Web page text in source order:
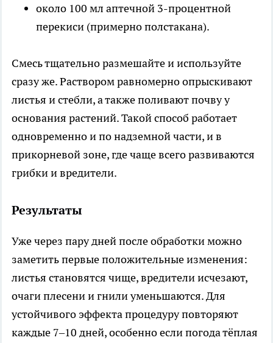
около 100 мл аптечной 3-процентной
перекиси (примерно полстакана).
Смесь тщательно размешайте и используйте
сразу же. Раствором равномерно опрыскивают
листья и стебли, а также поливают почву у
основания растений. Такой способ работает
одновременно и по надземной части, и в
прикорневой зоне, где чаще всего развиваются
грибки и вредители.
Результаты
Уже через пару дней после обработки можно
заметить первые положительные изменения:
листья становятся чище, вредители исчезают,
очаги плесени и гнили уменьшаются. Для
устойчивого эффекта процедуру повторяют
каждые 7–10 дней, особенно если погода тёплая